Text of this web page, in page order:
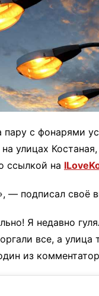
с фонарями
улицах
ссылкой на
— подписал своё
Я недавно
все, а улица
из